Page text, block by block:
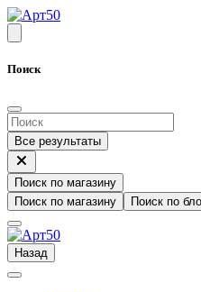
Поиск
Все результаты
Поиск по магазину
Поиск по магазину
Поиск по
Назад